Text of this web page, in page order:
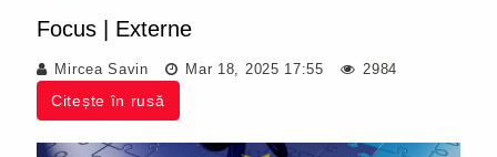
Focus Externe
Mircea Savin Mar 18, 2025 17:55 2984
Citește în rusă